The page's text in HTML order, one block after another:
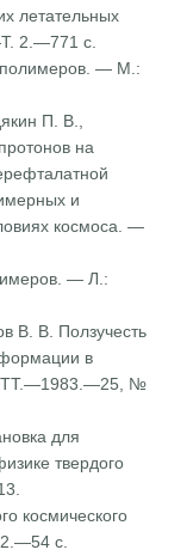
летательных
2.—771 с.
— М.:
П. В.,
на
и
космоса. —
— Л.:
В. В. Ползучесть
в
№
для
твердого
космического
с.